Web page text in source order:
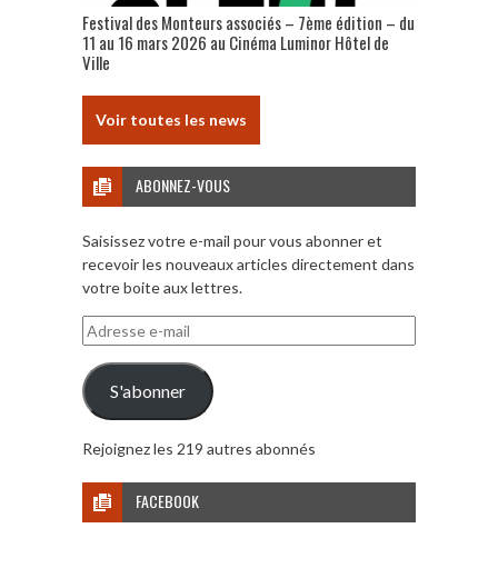
Festival des Monteurs associés – 7ème édition – du
11 au 16 mars 2026 au Cinéma Luminor Hôtel de
Ville
Voir toutes les news
ABONNEZ-VOUS
Saisissez votre e-mail pour vous abonner et
recevoir les nouveaux articles directement dans
votre boite aux lettres.
Adresse
e-
mail
S'abonner
Rejoignez les 219 autres abonnés
FACEBOOK